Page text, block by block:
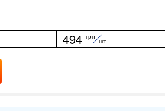
494 грн
шт